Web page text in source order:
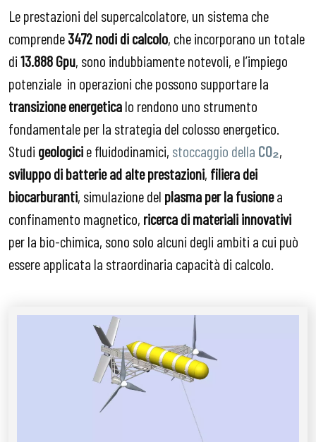
Le prestazioni del supercalcolatore, un sistema che
comprende3472 nodi di calcolo, che incorporano un totale
di13.888 Gpu, sono indubbiamente notevoli, e l’impiego
potenziale in operazioni che possono supportare la
transizione energeticalo rendono uno strumento
fondamentale per la strategia del colosso energetico.
Studi geologicie fluidodinamici, stoccaggio della CO₂,
sviluppo di batterie ad alte prestazioni, filiera dei
biocarburanti, simulazione del plasmaper la fusionea
confinamento magnetico, ricerca di materiali innovativi
per la bio-chimica, sono solo alcuni degli ambiti a cui può
essere applicata la straordinaria capacità di calcolo.